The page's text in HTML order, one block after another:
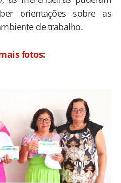
orientações sobre as
de trabalho.
fotos: